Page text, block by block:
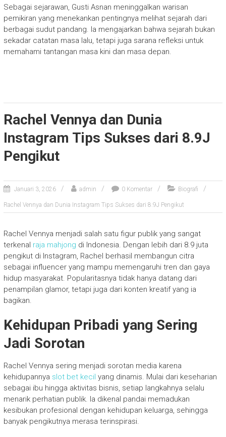
Sebagai sejarawan, Gusti Asnan meninggalkan warisan
pemikiran yang menekankan pentingnya melihat sejarah dari
berbagai sudut pandang. Ia mengajarkan bahwa sejarah bukan
sekadar catatan masa lalu, tetapi juga sarana refleksi untuk
memahami tantangan masa kini dan masa depan.
Rachel Vennya dan Dunia
Instagram Tips Sukses dari 8.9J
Pengikut
Januari 3, 2026 admin 0 Komentar Biografi
Rachel Vennya dan Dunia Instagram Tips Sukses dari 8.9J Pengikut
Rachel Vennya menjadi salah satu figur publik yang sangat
terkenal raja mahjong di Indonesia. Dengan lebih dari 8.9 juta
pengikut di Instagram, Rachel berhasil membangun citra
sebagai influencer yang mampu memengaruhi tren dan gaya
hidup masyarakat. Popularitasnya tidak hanya datang dari
penampilan glamor, tetapi juga dari konten kreatif yang ia
bagikan.
Kehidupan Pribadi yang Sering
Jadi Sorotan
Rachel Vennya sering menjadi sorotan media karena
kehidupannya slot bet kecil yang dinamis. Mulai dari keseharian
sebagai ibu hingga aktivitas bisnis, setiap langkahnya selalu
menarik perhatian publik. Ia dikenal pandai memadukan
kesibukan profesional dengan kehidupan keluarga, sehingga
banyak pengikutnya merasa terinspirasi.